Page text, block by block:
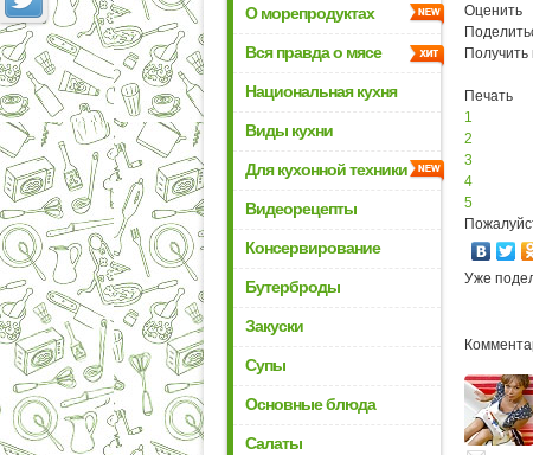
О морепродуктах
Вся правда о мясе
Национальная кухня
Виды кухни
Для кухонной техники
Видеорецепты
Консервирование
Бутерброды
Закуски
Супы
Основные блюда
Салаты
Оценить
Получить
Печать
1
2
3
4
5
Уже